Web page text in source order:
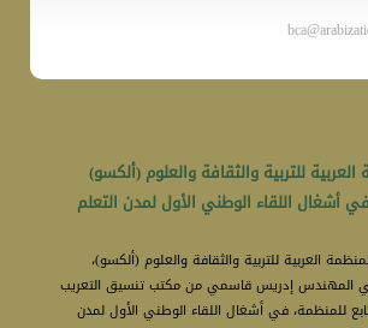
العربية للتربية والثقافة والعلوم (ألكسو)
أشغال اللقاء الوطني الأول لمدن التعلم
العربية للتربية والثقافة والعلوم (ألكسو)،
المهندس إدريس قاسمي من مكتب تنسيق التعريب
للمنظمة، في أشغال اللقاء الوطني الأول لمدن